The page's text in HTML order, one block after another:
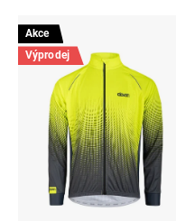
Akce
Výprodej